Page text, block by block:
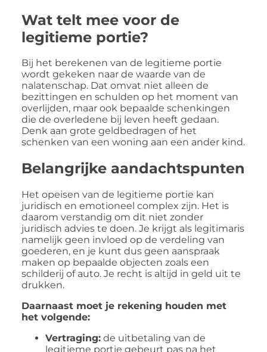
Wat telt mee voor de
legitieme portie?
Bij het berekenen van de legitieme portie
wordt gekeken naar de waarde van de
nalatenschap. Dat omvat niet alleen de
bezittingen en schulden op het moment van
overlijden, maar ook bepaalde schenkingen
die de overledene bij leven heeft gedaan.
Denk aan grote geldbedragen of het
schenken van een woning aan een ander kind.
Belangrijke aandachtspunten
Het opeisen van de legitieme portie kan
juridisch en emotioneel complex zijn. Het is
daarom verstandig om dit niet zonder
juridisch advies te doen. Je krijgt als legitimaris
namelijk geen invloed op de verdeling van
goederen, en je kunt dus geen aanspraak
maken op bepaalde objecten zoals een
schilderij of auto. Je recht is altijd in geld uit te
drukken.
Daarnaast moet je rekening houden met
het volgende:
Vertraging: de uitbetaling van de
legitieme portie gebeurt pas na het